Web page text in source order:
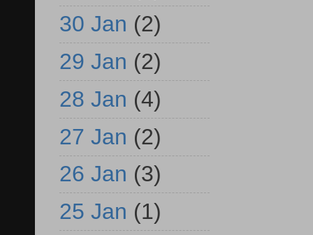
30 Jan (2)
29 Jan (2)
28 Jan (4)
27 Jan (2)
26 Jan (3)
25 Jan (1)